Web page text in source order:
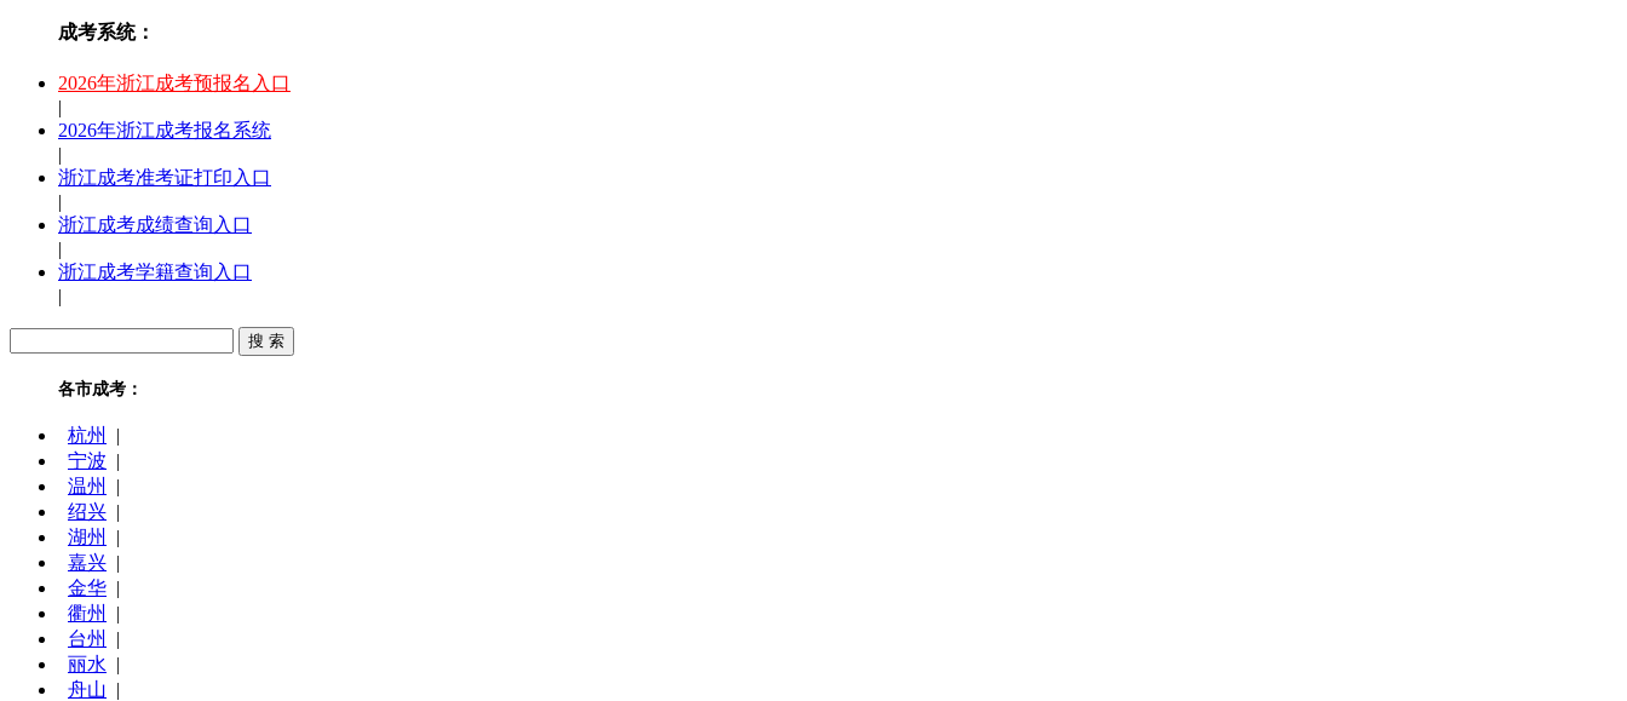
成考系统：
2026年浙江成考预报名入口
|
2026年浙江成考报名系统
|
浙江成考准考证打印入口
|
浙江成考成绩查询入口
|
浙江成考学籍查询入口
|
各市成考：
杭州
|
宁波 |
温州
|
绍兴 |
湖州
|
嘉兴 |
金华 |
衢州
|
台州
|
丽水 |
舟山 |